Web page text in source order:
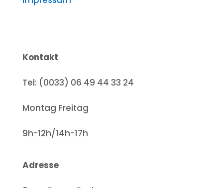
Kontakt
Tel: (0033) 06 49 44 33 24
Montag Freitag
9h-12h/14h-17h
Adresse